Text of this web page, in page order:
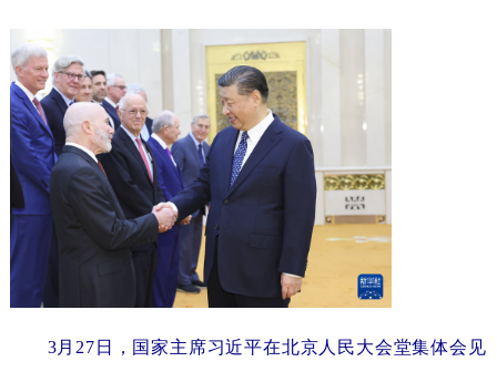
3月27日，国家主席习近平在北京人民大会堂集体会见